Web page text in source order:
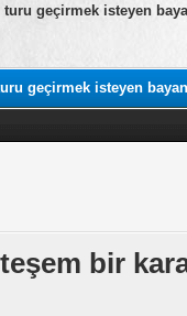
geçirmek isteyen
geçirmek isteyen
bir